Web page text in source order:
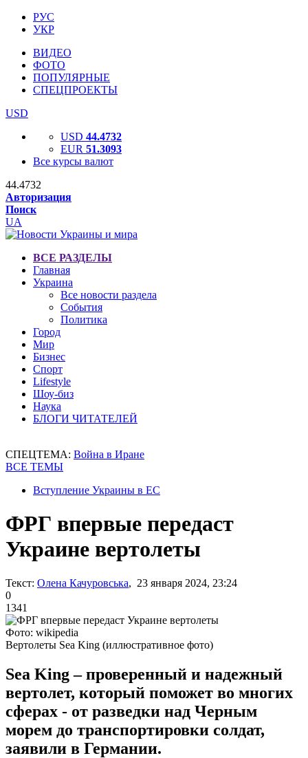
РУС
УКР
ВИДЕО
ФОТО
ПОПУЛЯРНЫЕ
СПЕЦПРОЕКТЫ
USD
USD 44.4732
EUR 51.3093
Все курсы валют
44.4732
Авторизация
Поиск
UA
ВСЕ РАЗДЕЛЫ
Главная
Украина
Все новости раздела
События
Политика
Город
Мир
Бизнес
Спорт
Lifestyle
Шоу-биз
Наука
БЛОГИ ЧИТАТЕЛЕЙ
СПЕЦТЕМА: Война в Иране
ВСЕ ТЕМЫ
Вступление Украины в ЕС
ФРГ впервые передаст
Украине вертолеты
Текст: Олена Качуровська, 23 января 2024, 23:24
0
1341
Фото: wikipedia
Вертолеты Sea King (иллюстративное фото)
Sea King – проверенный и надежный
вертолет, который поможет во многих
сферах - от разведки над Черным
морем до транспортировки солдат,
заявили в Германии.